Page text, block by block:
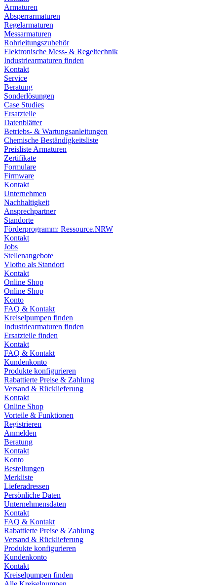
Armaturen
Absperrarmaturen
Regelarmaturen
Messarmaturen
Rohrleitungszubehör
Elektronische Mess- & Regeltechnik
Industriearmaturen finden
Kontakt
Service
Beratung
Sonderlösungen
Case Studies
Ersatzteile
Datenblätter
Betriebs- & Wartungsanleitungen
Chemische Beständigkeitsliste
Preisliste Armaturen
Zertifikate
Formulare
Firmware
Kontakt
Unternehmen
Nachhaltigkeit
Ansprechpartner
Standorte
Förderprogramm: Ressource.NRW
Kontakt
Jobs
Stellenangebote
Vlotho als Standort
Kontakt
Online Shop
Online Shop
Konto
FAQ & Kontakt
Kreiselpumpen finden
Industriearmaturen finden
Ersatzteile finden
Kontakt
FAQ & Kontakt
Kundenkonto
Produkte konfigurieren
Rabattierte Preise & Zahlung
Versand & Rücklieferung
Kontakt
Online Shop
Vorteile & Funktionen
Registrieren
Anmelden
Beratung
Kontakt
Konto
Bestellungen
Merkliste
Lieferadressen
Persönliche Daten
Unternehmensdaten
Kontakt
FAQ & Kontakt
Rabattierte Preise & Zahlung
Versand & Rücklieferung
Produkte konfigurieren
Kundenkonto
Kontakt
Kreiselpumpen finden